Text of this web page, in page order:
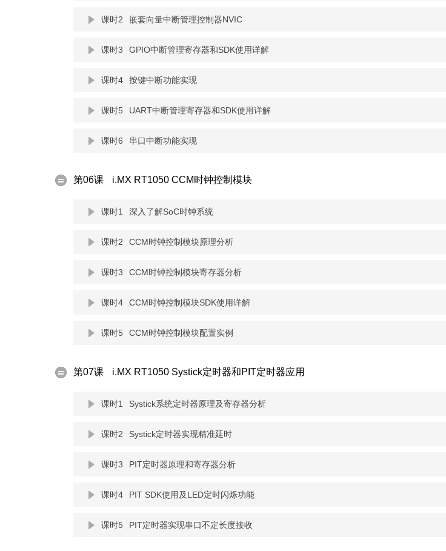
课时2 嵌套向量中断管理控制器NVIC
课时3 GPIO中断管理寄存器和SDK使用详解
课时4 按键中断功能实现
课时5 UART中断管理寄存器和SDK使用详解
课时6 串口中断功能实现
第06课 i.MX RT1050 CCM时钟控制模块
课时1 深入了解SoC时钟系统
课时2 CCM时钟控制模块原理分析
课时3 CCM时钟控制模块寄存器分析
课时4 CCM时钟控制模块SDK使用详解
课时5 CCM时钟控制模块配置实例
第07课 i.MX RT1050 Systick定时器和PIT定时器应用
课时1 Systick系统定时器原理及寄存器分析
课时2 Systick定时器实现精准延时
课时3 PIT定时器原理和寄存器分析
课时4 PIT SDK使用及LED定时闪烁功能
课时5 PIT定时器实现串口不定长度接收